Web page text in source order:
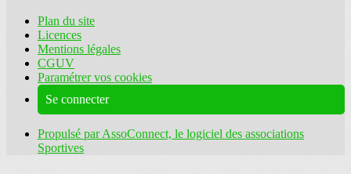
Plan du site
Licences
Mentions légales
CGUV
Paramétrer vos cookies
Se connecter
Propulsé par AssoConnect, le logiciel des associations
Sportives